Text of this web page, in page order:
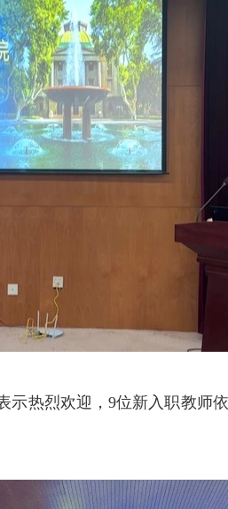
示热烈欢迎，9位新入职教师